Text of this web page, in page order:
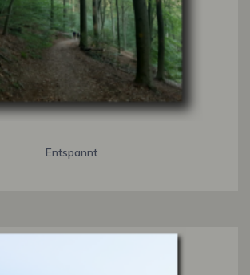
Entspannt